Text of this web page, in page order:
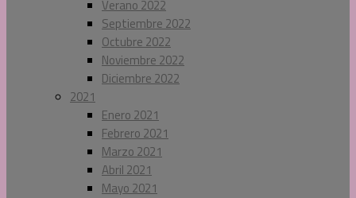
Verano 2022
Septiembre 2022
Octubre 2022
Noviembre 2022
Diciembre 2022
2021
Enero 2021
Febrero 2021
Marzo 2021
Abril 2021
Mayo 2021